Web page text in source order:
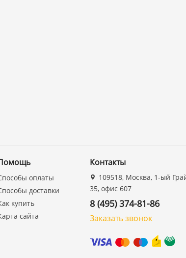
оплаты
доставки
купить
сайта
Контакты
109518, Москва, 1-ый
35, офис 607
8 (495) 374-81-86
Заказать звонок